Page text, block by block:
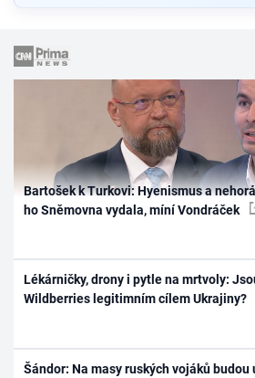
Bartošek k Turkovi: Hyenismus a
ho Sněmovna vydala, míní Vondráček
Lékárničky, drony i pytle na mrtvoly:
Wildberries legitimním cílem Ukrajiny?
Šándor: Na masy ruských vojáků